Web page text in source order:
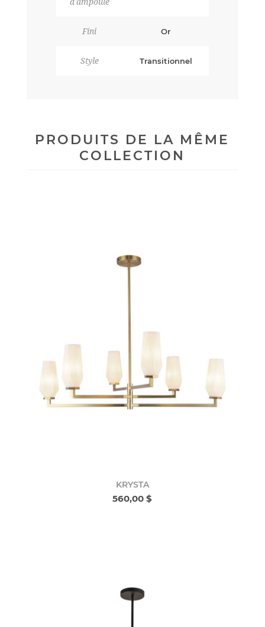
Fini Or
Style Transitionnel
PRODUITS DE LA MÊME
COLLECTION
KRYSTA
560,00 $